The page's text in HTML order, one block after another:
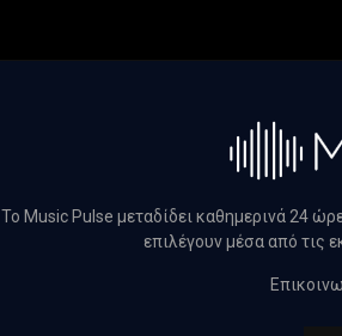
Το Music Pulse μεταδίδει καθημερινά 24
επιλέγουν μέσα από τις